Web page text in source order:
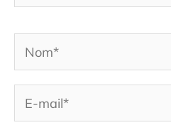
Nom*
E-
mail*